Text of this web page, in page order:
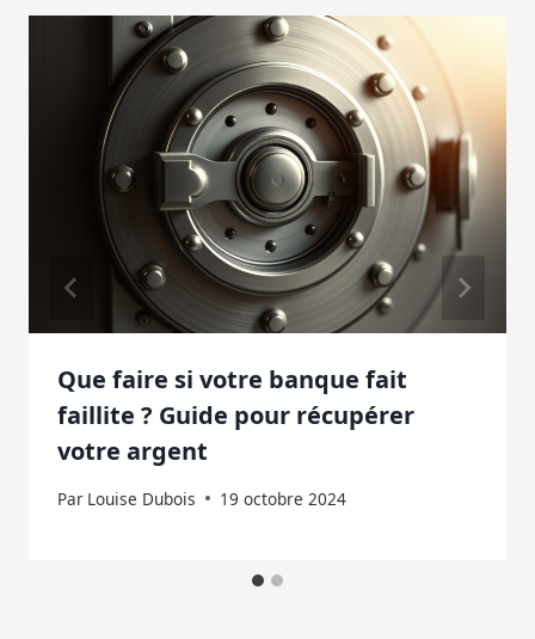
Que faire si votre banque fait
faillite ? Guide pour récupérer
votre argent
Par Louise Dubois 19 octobre 2024